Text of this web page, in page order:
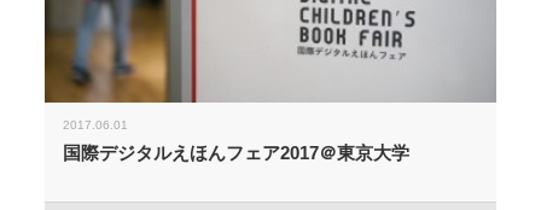
2017.06.01
国際デジタルえほんフェア2017＠東京大学